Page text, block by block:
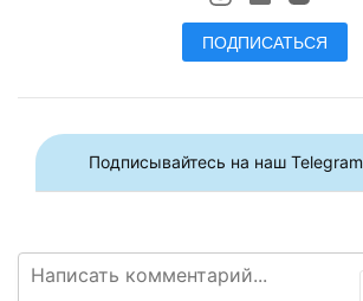
ПОДПИСАТЬСЯ
Подписывайтесь на наш Telegram